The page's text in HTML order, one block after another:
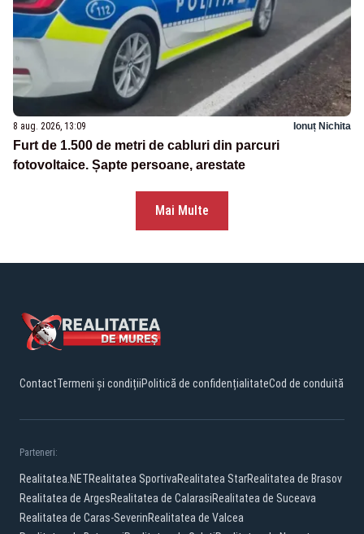
8 aug. 2026, 13:09 Ionuț Nichita
Furt de 1.500 de metri de cabluri din parcuri
fotovoltaice. Șapte persoane, arestate
Mai Multe
ContactTermeni și condițiiPolitică de confidențialitateCod de conduită
Parteneri:
Realitatea.NETRealitatea SportivaRealitatea StarRealitatea de Brasov
Realitatea de ArgesRealitatea de CalarasiRealitatea de Suceava
Realitatea de Caras-SeverinRealitatea de Valcea